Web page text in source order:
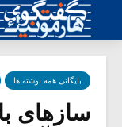
بایگانی همه نوشته ها
سازهای